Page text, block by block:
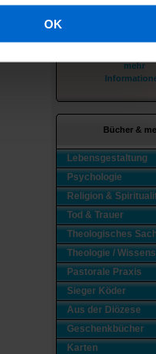
OK
mehr
Bücher &
Lebensgestaltung
Psychologie
Religion &
Tod & Trauer
Theologisches
Theologie /
Pastorale Praxis
Sieger Köder
Aus der Diözese
Geschenkbücher
Karten